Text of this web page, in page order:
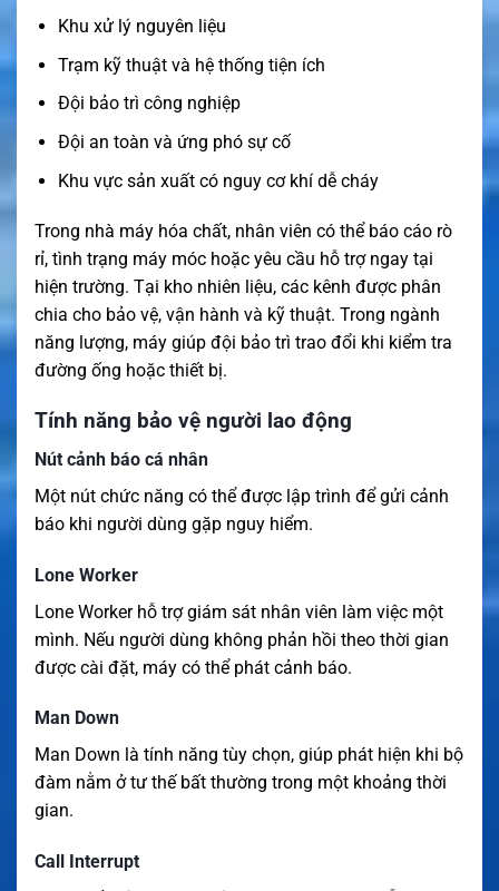
Khu xử lý nguyên liệu
Trạm kỹ thuật và hệ thống tiện ích
Đội bảo trì công nghiệp
Đội an toàn và ứng phó sự cố
Khu vực sản xuất có nguy cơ khí dễ cháy
Trong nhà máy hóa chất, nhân viên có thể báo cáo rò
rỉ, tình trạng máy móc hoặc yêu cầu hỗ trợ ngay tại
hiện trường. Tại kho nhiên liệu, các kênh được phân
chia cho bảo vệ, vận hành và kỹ thuật. Trong ngành
năng lượng, máy giúp đội bảo trì trao đổi khi kiểm tra
đường ống hoặc thiết bị.
Tính năng bảo vệ người lao động
Nút cảnh báo cá nhân
Một nút chức năng có thể được lập trình để gửi cảnh
báo khi người dùng gặp nguy hiểm.
Lone Worker
Lone Worker hỗ trợ giám sát nhân viên làm việc một
mình. Nếu người dùng không phản hồi theo thời gian
được cài đặt, máy có thể phát cảnh báo.
Man Down
Man Down là tính năng tùy chọn, giúp phát hiện khi bộ
đàm nằm ở tư thế bất thường trong một khoảng thời
gian.
Call Interrupt